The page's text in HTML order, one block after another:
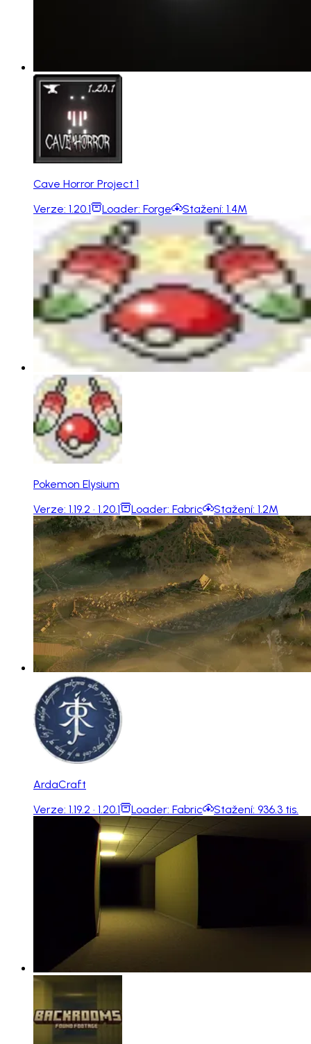
Cave Horror Project 1
Verze: 1.20.1 Loader: Forge Stažení: 1.4M
Pokemon Elysium
Verze: 1.19.2 · 1.20.1 Loader: Fabric Stažení: 1.2M
ArdaCraft
Verze: 1.19.2 · 1.20.1 Loader: Fabric Stažení: 936.3 tis.